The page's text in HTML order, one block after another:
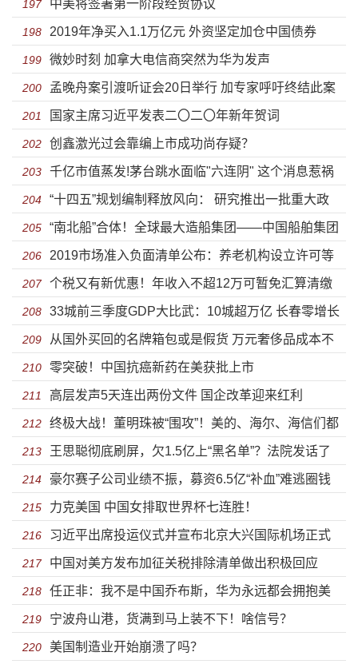
197 中美将签署第一阶段经贸协议
198 2019年净买入1.1万亿元 外资坚定加仓中国债券
199 微妙时刻 加拿大电信商突然为华为发声
200 孟晚舟案引渡听证会20日举行 加专家呼吁终结此案
201 国家主席习近平发表二〇二〇年新年贺词
202 创鑫激光过会靠编上市成功尚存疑？
203 千亿市值蒸发!茅台跳水面临"六连阴" 这个消息惹祸
204 “十四五”规划编制释放风向： 研究推出一批重大政
策、重大举措、重大工程
205 “南北船”合体！全球最大造船集团——中国船舶集团
有限公司成立
206 2019市场准入负面清单公布：养老机构设立许可等
审批放开
207 个税又有新优惠！年收入不超12万可暂免汇算清缴
义务
208 33城前三季度GDP大比武：10城超万亿 长春零增长
209 从国外买回的名牌箱包或是假货 万元奢侈品成本不
到三百元
210 零突破！中国抗癌新药在美获批上市
211 高层发声5天连出两份文件 国企改革迎来红利
212 终极大战！董明珠被“围攻”！美的、海尔、海信们都
放大招了
213 王思聪彻底刷屏，欠1.5亿上“黑名单”？法院发话了
214 豪尔赛子公司业绩不振，募资6.5亿“补血”难逃圈钱
之嫌
215 力克美国 中国女排取世界杯七连胜！
216 习近平出席投运仪式并宣布北京大兴国际机场正式
投入运营
217 中国对美方发布加征关税排除清单做出积极回应
218 任正非：我不是中国乔布斯，华为永远都会拥抱美
国公司
219 宁波舟山港，货满到马上装不下！啥信号？
220 美国制造业开始崩溃了吗？